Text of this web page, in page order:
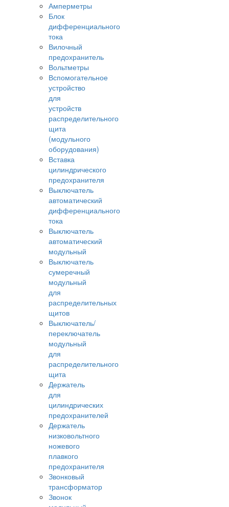
Амперметры
Блок
дифференциального
тока
Вилочный
предохранитель
Вольтметры
Вспомогательное
устройство
для
устройств
распределительного
щита
(модульного
оборудования)
Вставка
цилиндрического
предохранителя
Выключатель
автоматический
дифференциального
тока
Выключатель
автоматический
модульный
Выключатель
сумеречный
модульный
для
распределительных
щитов
Выключатель/
переключатель
модульный
для
распределительного
щита
Держатель
для
цилиндрических
предохранителей
Держатель
низковольтного
ножевого
плавкого
предохранителя
Звонковый
трансформатор
Звонок